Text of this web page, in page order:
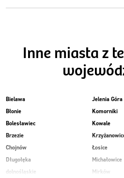
Inne miasta z
Bielawa
Błonie
Bolesławiec
Brzezie
Chojnów
Długołęka
dolnośląskie
Jelenia Góra
Komorniki
Kowale
Łosice
Michałowice
Mirków